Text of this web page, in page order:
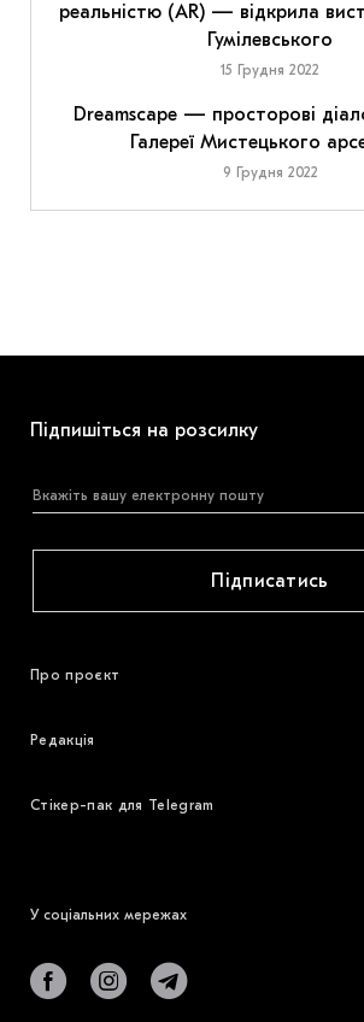
реальністю (AR) — відкрила
Гумілевського
15 Грудня 2022
Dreamscape — просторові
Галереї Мистецького
9 Грудня 2022
Підпишіться на розсилку
Підписатись
Про проєкт
Редакція
Стікер-пак для Telegram
У соціальних мережах